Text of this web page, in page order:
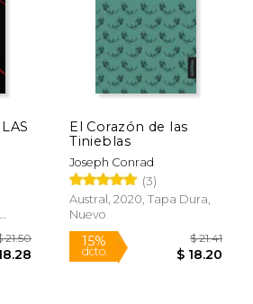
15%
dcto.
Rápido
El Corazón de las
Tinieblas
Joseph Conrad
(3)
Austral, 2020, Tapa Dura,
Nuevo